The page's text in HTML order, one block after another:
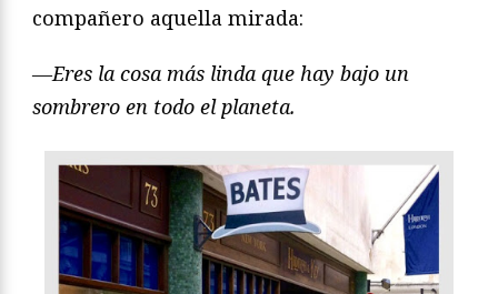
compañero aquella mirada:
—Eres la cosa más linda que hay bajo un
sombrero en todo el planeta.